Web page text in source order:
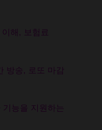
해, 보험료
방송, 로또 마감
능을 지원하는